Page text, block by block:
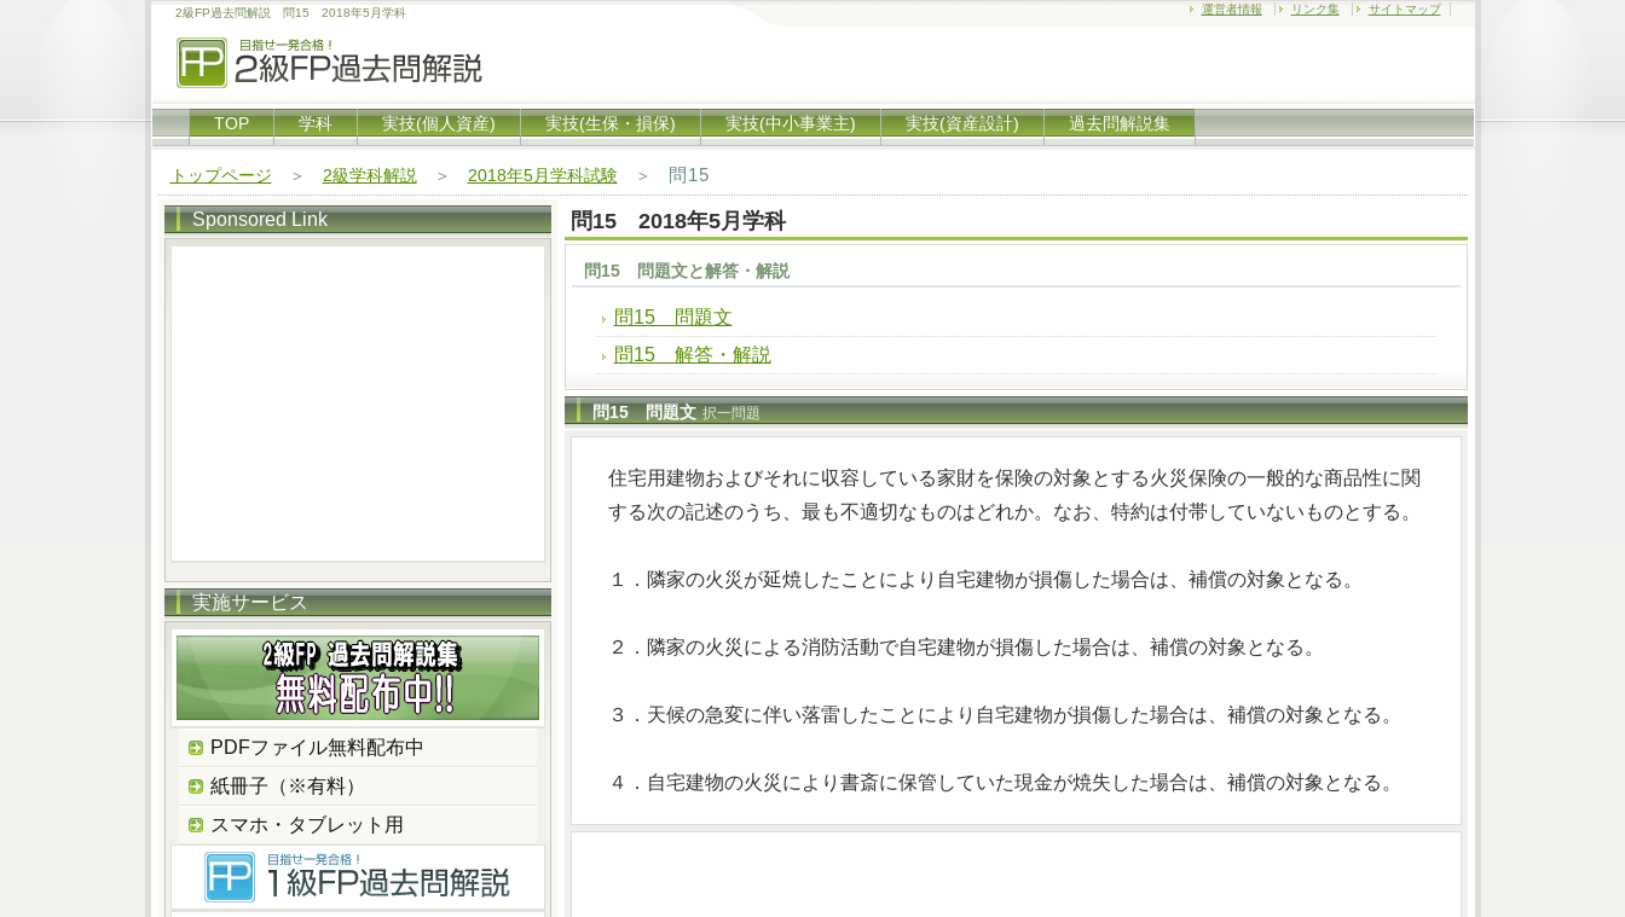
2級FP過去問解説 問15 2018年5月学科 運営者情報 リンク集 サイトマップ
TOP 学科 実技(個人資産) 実技(生保・損保) 実技(中小事業主) 実技(資産設計) 過去問解説集
トップページ ＞ 2級学科解説 ＞ 2018年5月学科試験＞ 問15
問15 2018年5月学科
問15 問題文と解答・解説
問15 問題文
問15 解答・解説
問15 問題文 択一問題
住宅用建物およびそれに収容している家財を保険の対象とする火災保険の一般的な商品性に関
する次の記述のうち、最も不適切なものはどれか。なお、特約は付帯していないものとする。
１．隣家の火災が延焼したことにより自宅建物が損傷した場合は、補償の対象となる。
２．隣家の火災による消防活動で自宅建物が損傷した場合は、補償の対象となる。
３．天候の急変に伴い落雷したことにより自宅建物が損傷した場合は、補償の対象となる。
４．自宅建物の火災により書斎に保管していた現金が焼失した場合は、補償の対象となる。
Sponsored Link
実施サービス
PDFファイル無料配布中
紙冊子（※有料）
スマホ・タブレット用